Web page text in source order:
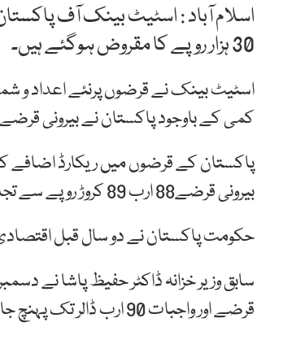
اسلام آباد : اسٹیٹ بینک آف
30 ہزار روپے کا مقروض ہوگئے ہیں۔
اسٹیٹ بینک نے قرضوں پرنئے اعداد و
کمی کے باوجود پاکستان نے بیرونی
بیرونی قرضے88 ارب 89 کروڑ روپے سے تجاوز کر گئے ہیں۔
حکومت پاکستان نے دو سال قبل
قرضے اور واجبات 90 ارب ڈالر تک پہنچ جائیں گے۔